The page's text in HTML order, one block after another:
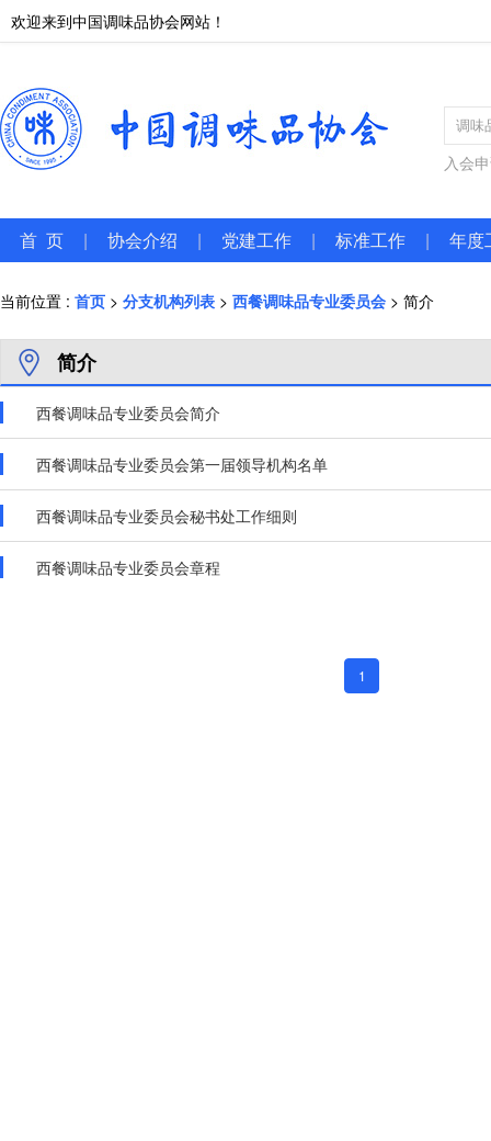
欢迎来到中国调味品协会网站！
入会
首 页 | 协会介绍 | 党建工作 | 标准工作 | 年度
当前位置 : 首页 > 分支机构列表 > 西餐调味品专业委员会 > 简介
简介
西餐调味品专业委员会简介
西餐调味品专业委员会第一届领导机构名单
西餐调味品专业委员会秘书处工作细则
西餐调味品专业委员会章程
1